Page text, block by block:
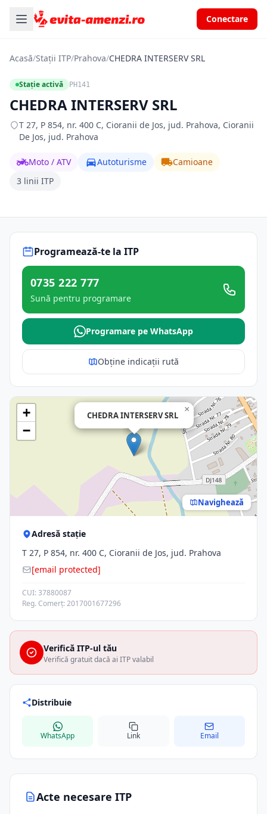
Conectare
Acasă/Stații ITP/Prahova/CHEDRA INTERSERV SRL
Stație activă PH141
CHEDRA INTERSERV SRL
T 27, P 854, nr. 400 C, Cioranii de Jos, jud. Prahova, Cioranii
De Jos, jud. Prahova
Moto / ATV Autoturisme
Camioane
3 linii ITP
Acte necesare ITP
Programează-te la ITP
0735 222 777
Sună pentru programare
Programare pe WhatsApp
Obține indicații rută
CHEDRA INTERSERV SRL
×
+
−
Navighează
Adresă stație
T 27, P 854, nr. 400 C, Cioranii de Jos, jud. Prahova
[email protected]
CUI: 37880087
Reg. Comerț: 2017001677296
Verifică ITP-ul tău
Verifică gratuit dacă ai ITP valabil
Distribuie
WhatsApp Link Email